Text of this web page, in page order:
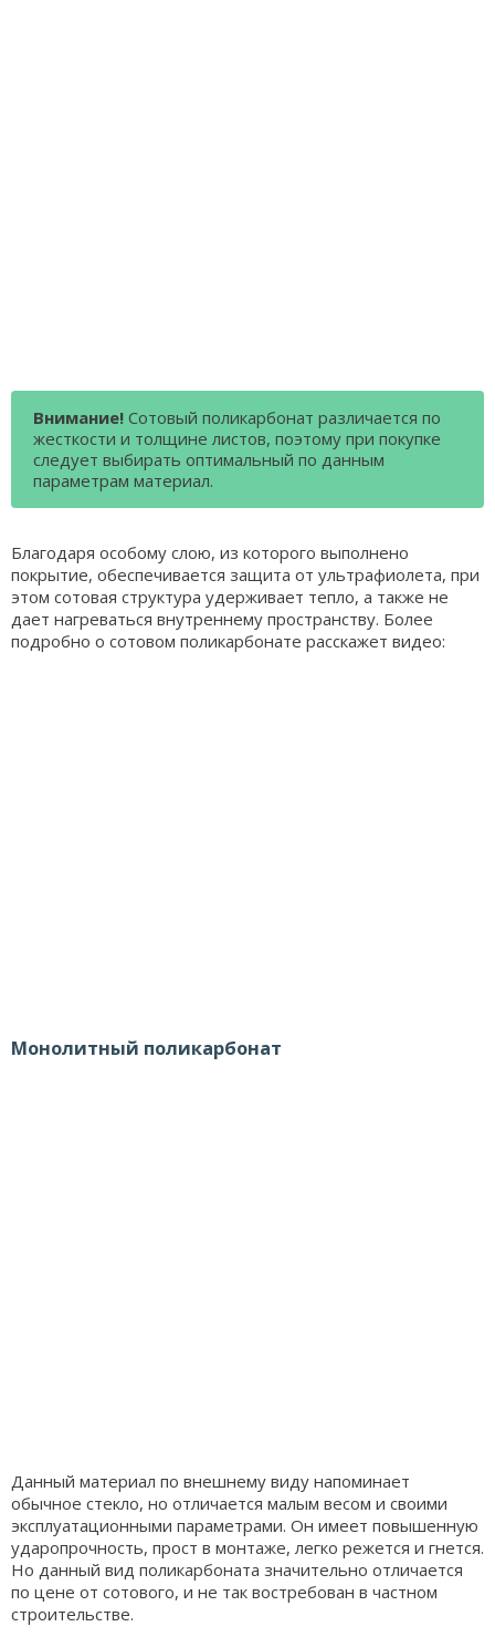
Внимание! Сотовый поликарбонат различается по
жесткости и толщине листов, поэтому при покупке
следует выбирать оптимальный по данным
параметрам материал.
Благодаря особому слою, из которого выполнено
покрытие, обеспечивается защита от ультрафиолета, при
этом сотовая структура удерживает тепло, а также не
дает нагреваться внутреннему пространству. Более
подробно о сотовом поликарбонате расскажет видео:
Монолитный поликарбонат
Данный материал по внешнему виду напоминает
обычное стекло, но отличается малым весом и своими
эксплуатационными параметрами. Он имеет повышенную
ударопрочность, прост в монтаже, легко режется и гнется.
Но данный вид поликарбоната значительно отличается
по цене от сотового, и не так востребован в частном
строительстве.